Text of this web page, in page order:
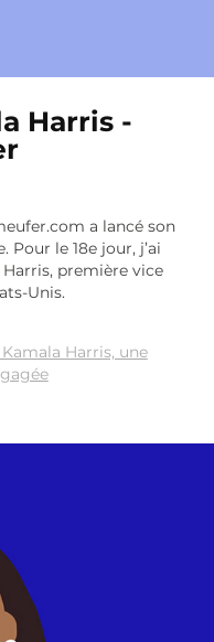
Harris -
a lancé son
le 18e jour, j’ai
première vice
Unis.
Harris, une